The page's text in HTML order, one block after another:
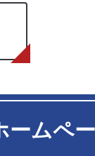
ームペ